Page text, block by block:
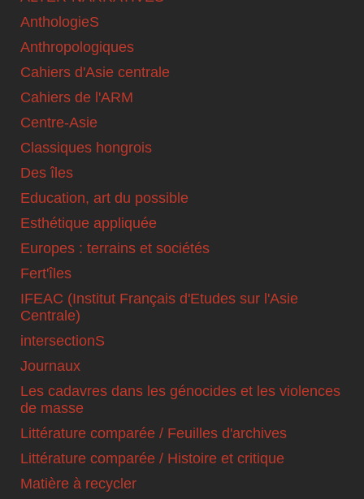
AnthologieS
Anthropologiques
Cahiers d'Asie centrale
Cahiers de l'ARM
Centre-Asie
Classiques hongrois
Des îles
Education, art du possible
Esthétique appliquée
Europes : terrains et sociétés
Fert'îles
IFEAC (Institut Français d'Etudes sur l'Asie
Centrale)
intersectionS
Journaux
Les cadavres dans les génocides et les violences
de masse
Littérature comparée / Feuilles d'archives
Littérature comparée / Histoire et critique
Matière à recycler